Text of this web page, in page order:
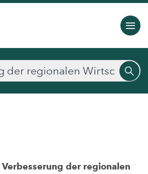
Verbesserung der regionalen